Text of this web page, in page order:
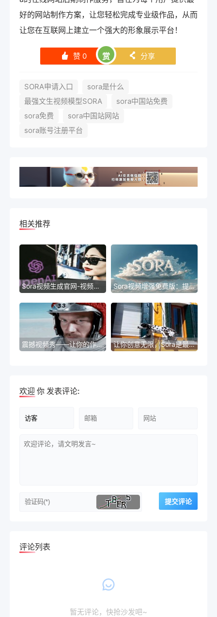
好的网站制作方案，让您轻松完成专业级作品，从而
让您在互联网上建立一个强大的形象展示平台！
󰄼 赞 0 赏 󰄯 分享
SORA申请入口
sora是什么
最强文生视频模型SORA
sora中国站免费
sora免费
sora中国站网站
sora账号注册平台
相关推荐
Sora视频生成官网-视频创作达人，Sora将您的故事变成视觉盛宴 Sora视频增强免费版：提升您的视频体验
震撼视频秀——让你的作品发光发热 让你创意无限，Sora是最好的选择！
欢迎 你 发表评论:
评论列表
暂无评论，快抢沙发吧~